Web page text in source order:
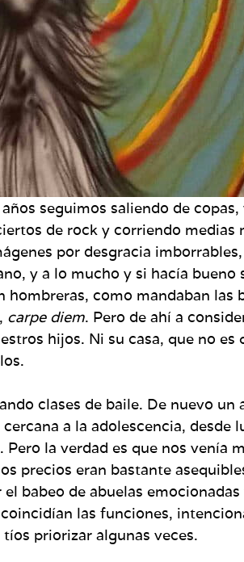
seguimos saliendo de
de rock y corriendo medias
por desgracia
y a lo mucho y si hacía bueno
como mandaban las
carpe diem. Pero de ahí a
hijos. Ni su casa, que no es
clases de baile. De nuevo
a la adolescencia, desde
la verdad es que nos venía
precios eran bastante
babeo de abuelas
las funciones,
priorizar algunas veces.